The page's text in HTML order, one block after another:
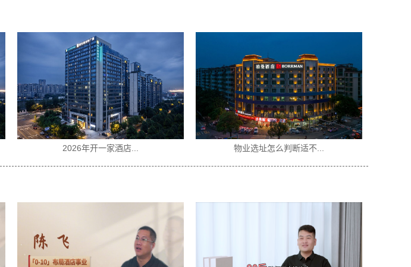
没有酒店经验可以加盟... 酒店加盟选什么品牌好...